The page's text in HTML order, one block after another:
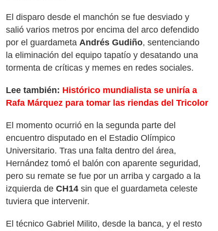
El disparo desde el manchón se fue desviado y
salió varios metros por encima del arco defendido
por el guardameta Andrés Gudiño, sentenciando
la eliminación del equipo tapatío y desatando una
tormenta de críticas y memes en redes sociales.
Lee también: Histórico mundialista se uniría a
Rafa Márquez para tomar las riendas del Tricolor
El momento ocurrió en la segunda parte del
encuentro disputado en el Estadio Olímpico
Universitario. Tras una falta dentro del área,
Hernández tomó el balón con aparente seguridad,
pero su remate se fue por un arriba y cargado a la
izquierda de CH14 sin que el guardameta celeste
tuviera que intervenir.
El técnico Gabriel Milito, desde la banca, y el resto